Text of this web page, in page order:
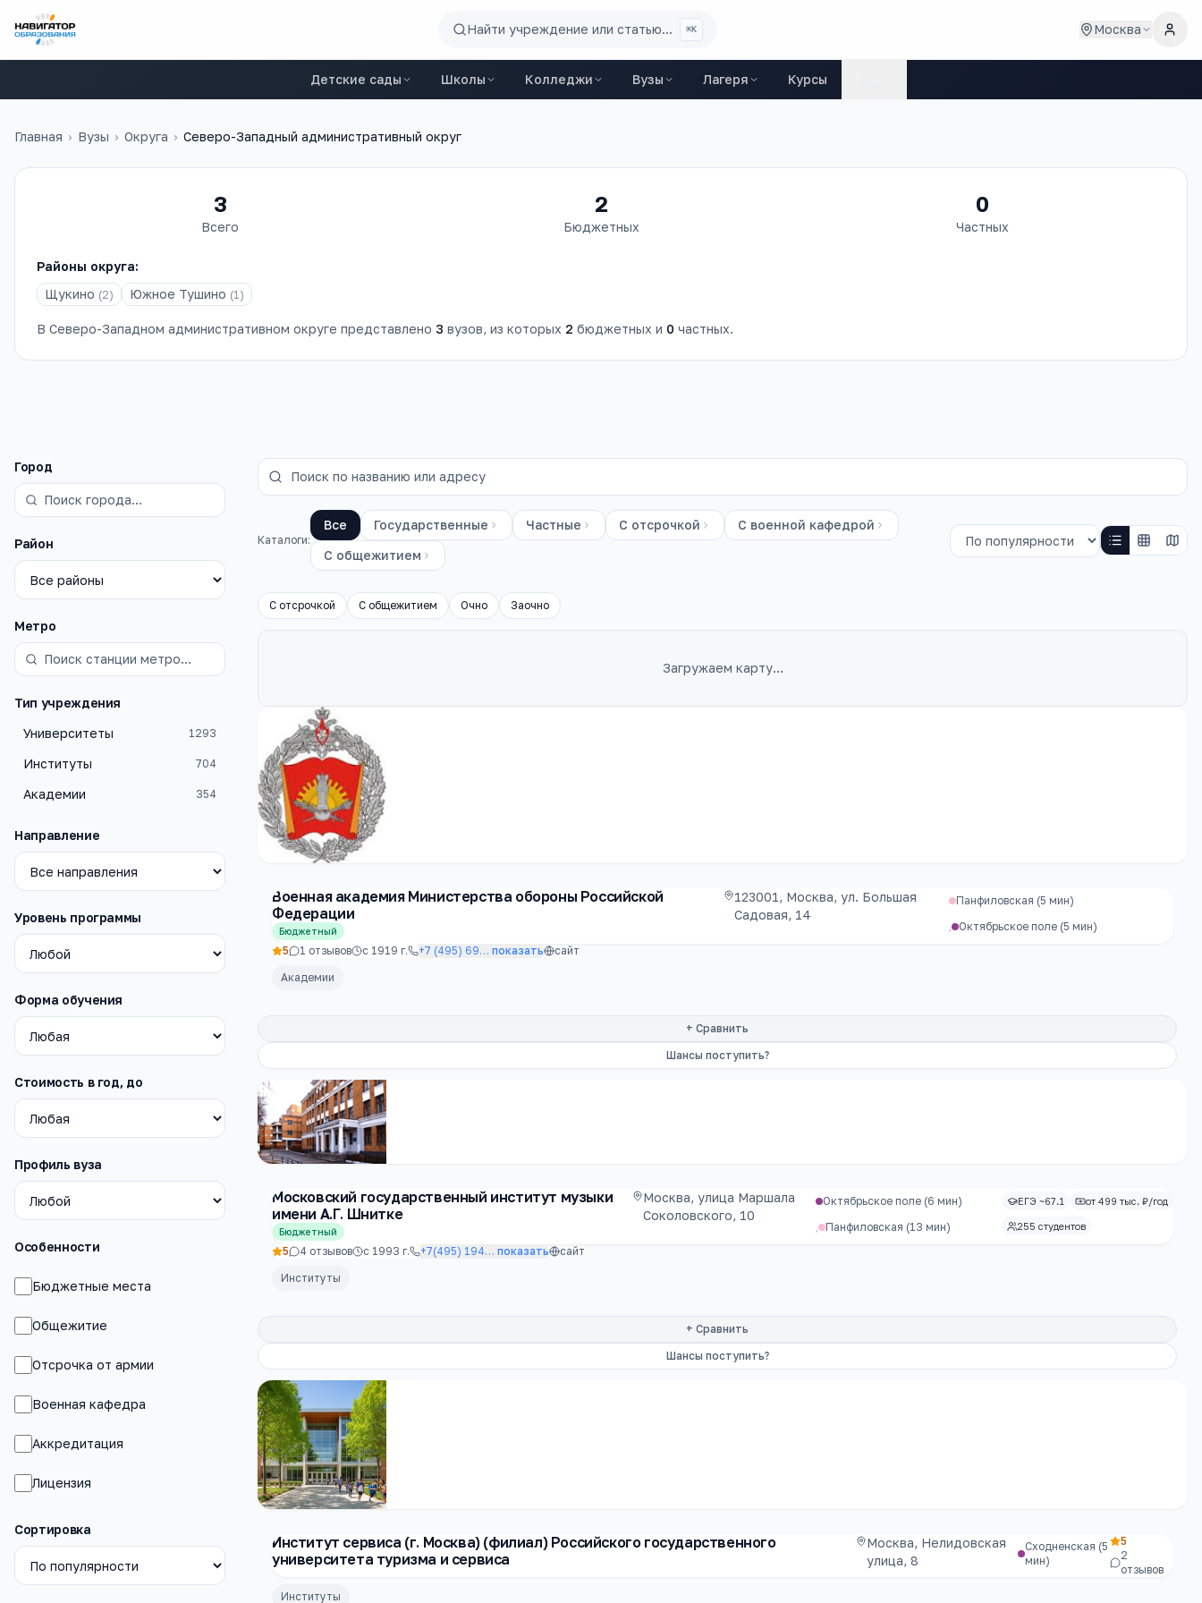
Найти учреждение или статью... ⌘K Москва
Детские сады Школы Колледжи Вузы Лагеря Курсы
Главная › Вузы › Округа › Северо-Западный административный округ
3
Всего
2
Бюджетных
0
Частных
Районы округа:
Щукино (2) Южное Тушино (1)
В Северо-Западном административном округе представлено 3 вузов, из которых 2 бюджетных и 0 частных.
Фильтры
Город
Район
Метро
Тип учреждения
Университеты
1293
Институты 704
Академии 354
Направление
Уровень программы
Форма обучения
Стоимость в год, до
Профиль вуза
Особенности
Бюджетные места
Общежитие
Отсрочка от армии
Военная кафедра
Аккредитация
Лицензия
Сортировка
Каталоги:
Все Государственные Частные С отсрочкой
С военной кафедрой
С общежитием
С отсрочкой С общежитием Очно Заочно
Загружаем карту…
Каталогвузы
Военная академия Министерства обороны Российской
Федерации
Бюджетный
123001, Москва, ул. Большая
Садовая, 14
Панфиловская (5 мин)
, Октябрьское поле(5 мин)
5
1 отзывов с 1919 г. +7 (495) 69… показать
сайт
Академии
+ Сравнить
Шансы поступить?
Московский государственный институт музыки
имени А.Г. Шнитке
Бюджетный
Москва, улица Маршала
Соколовского, 10
Октябрьское поле (6 мин)
, Панфиловская (13 мин)
ЕГЭ ~67.1 от 499 тыс. ₽/год
255 студентов
5 4 отзывов с 1993 г. +7(495) 194… показать
сайт
Институты
+ Сравнить
Шансы поступить?
Институт сервиса (г. Москва) (филиал) Российского государственного
университета туризма и сервиса
Москва, Нелидовская
улица, 8
Сходненская (5
мин)
5
2
отзывов
Институты